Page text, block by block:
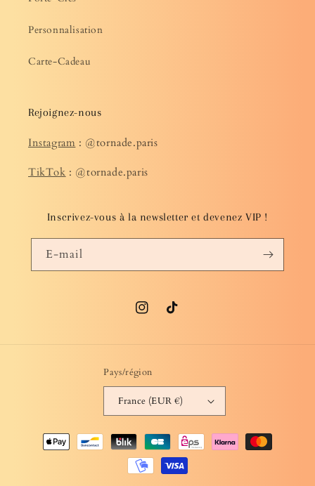
Personnalisation
Carte-Cadeau
Rejoignez-nous
Instagram : @tornade.paris
TikTok : @tornade.paris
Inscrivez-vous à la newsletter et devenez VIP !
E-mail
InstagramTikTok
Pays/région
France (EUR €)
Moyens